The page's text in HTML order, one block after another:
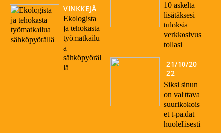
VINKKEJÄ
Ekologista
ja tehokasta
työmatkailu
a
sähköpyöräl
lä
10 askelta
lisätäksesi
tuloksia
verkkosivus
tollasi
21/10/20
22
Siksi sinun
on valittava
suurikokois
et t-paidat
huolellisesti